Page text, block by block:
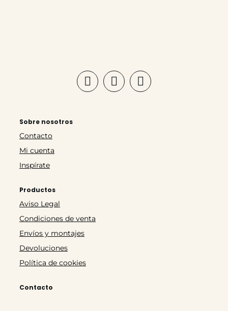
Sobre nosotros
Contacto
Mi cuenta
Inspírate
Productos
Aviso Legal
Condiciones de venta
Envíos y montajes
Devoluciones
Política de cookies
Contacto